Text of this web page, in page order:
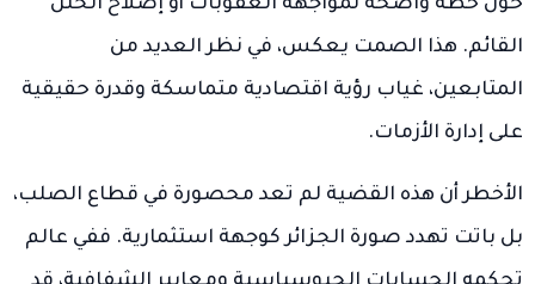
حول خطة واضحة لمواجهة العقوبات أو إصلاح الخلل
القائم. هذا الصمت يعكس، في نظر العديد من
المتابعين، غياب رؤية اقتصادية متماسكة وقدرة حقيقية
على إدارة الأزمات.
الأخطر أن هذه القضية لم تعد محصورة في قطاع الصلب،
بل باتت تهدد صورة الجزائر كوجهة استثمارية. ففي عالم